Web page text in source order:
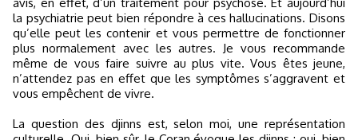
la psychiatrie peut bien répondre à ces hallucinations. Disons
qu’elle peut les contenir et vous permettre de fonctionner
plus normalement avec les autres. Je vous recommande
même de vous faire suivre au plus vite. Vous êtes jeune,
n’attendez pas en effet que les symptômes s’aggravent et
vous empêchent de vivre.
La question des djinns est, selon moi, une représentation